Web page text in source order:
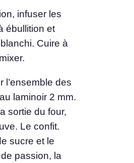
infuser les
ébullition et
Cuire à
l’ensemble des
laminoir 2 mm.
sortie du four,
Le confit.
sucre et le
passion, la